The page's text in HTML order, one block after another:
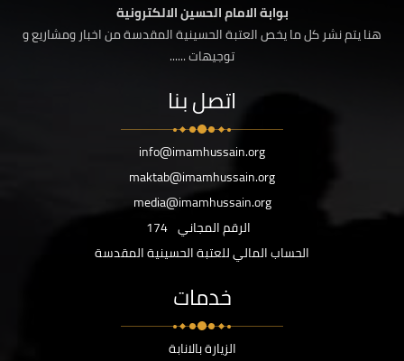
بوابة الامام الحسين الالكترونية
هنا يتم نشر كل ما يخص العتبة الحسينية المقدسة من اخبار ومشاريع و
توجيهات ......
اتصل بنا
info@imamhussain.org
maktab@imamhussain.org
media@imamhussain.org
الرقم المجاني 174
الحساب المالي للعتبة الحسينية المقدسة
خدمات
الزيارة بالانابة